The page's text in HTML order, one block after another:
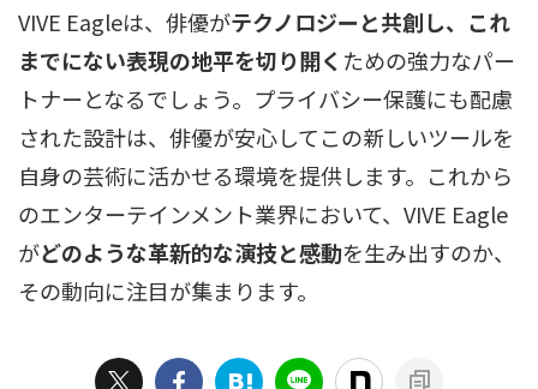
VIVE Eagleは、俳優がテクノロジーと共創し、これ
までにない表現の地平を切り開く ための強力なパー
トナーとなるでしょう。プライバシー保護にも配慮
された設計は、俳優が安心してこの新しいツールを
自身の芸術に活かせる環境を提供します。これから
のエンターテインメント業界において、VIVE Eagle
がどのような革新的な演技と感動を生み出すのか、
その動向に注目が集まります。